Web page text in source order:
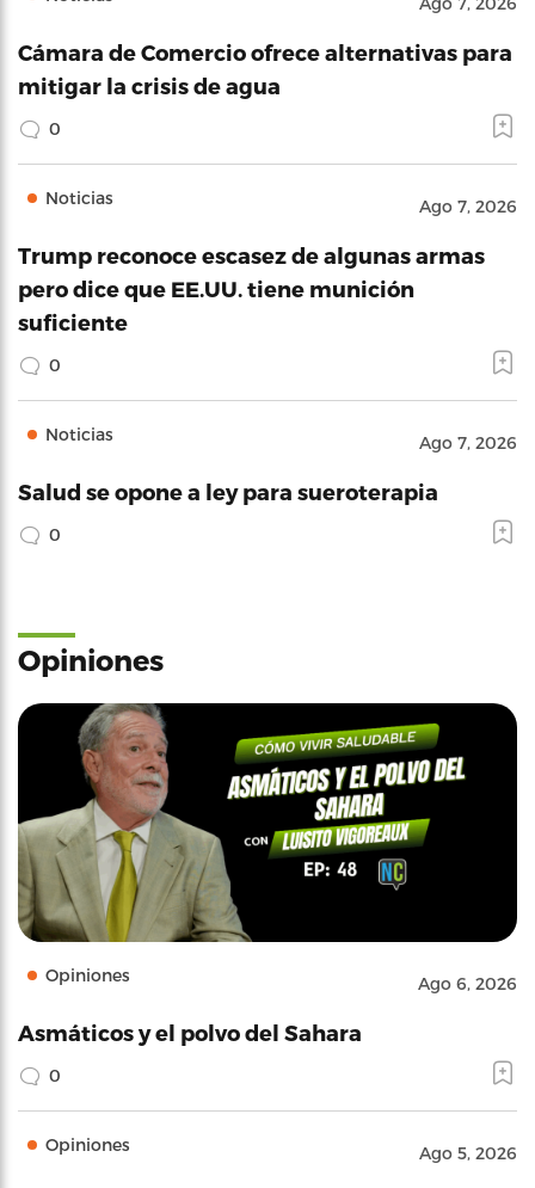
Cámara de Comercio ofrece alternativas para
mitigar la crisis de agua
0
Noticias Ago 7, 2026
Trump reconoce escasez de algunas armas
pero dice que EE.UU. tiene munición
suficiente
0
Noticias Ago 7, 2026
Salud se opone a ley para sueroterapia
0
Opiniones
Opiniones Ago 6, 2026
Asmáticos y el polvo del Sahara
0
Opiniones Ago 5, 2026